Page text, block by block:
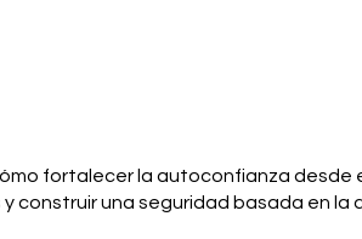
fortalecer la autoconfianza desde
construir una seguridad basada en la